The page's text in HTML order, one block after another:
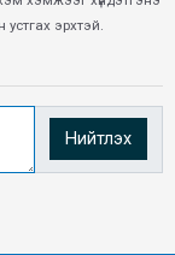
эрхтэй.
Нийтлэх